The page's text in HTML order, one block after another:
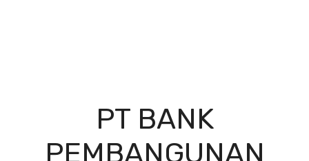
PT BANK
PEMBANGUNAN